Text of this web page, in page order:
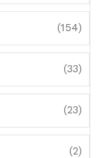
(154)
(33)
(23)
(2)